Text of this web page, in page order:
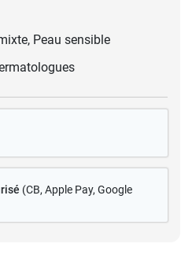
Peau sensible
(CB, Apple Pay, Google